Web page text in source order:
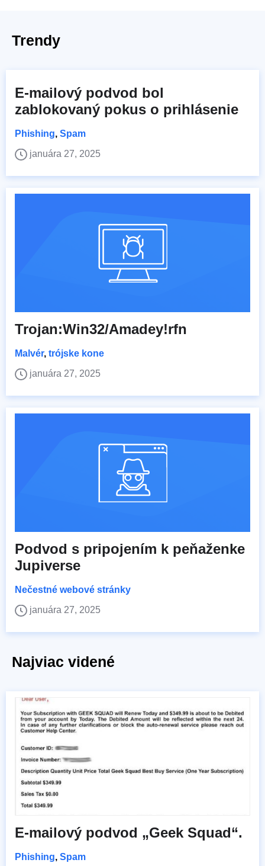
Trendy
E-mailový podvod bol
zablokovaný pokus o prihlásenie
Phishing, Spam
januára 27, 2025
Trojan:Win32/Amadey!rfn
Malvér, trójske kone
januára 27, 2025
Podvod s pripojením k peňaženke
Jupiverse
Nečestné webové stránky
januára 27, 2025
Najviac videné
E-mailový podvod „Geek Squad“.
Phishing, Spam